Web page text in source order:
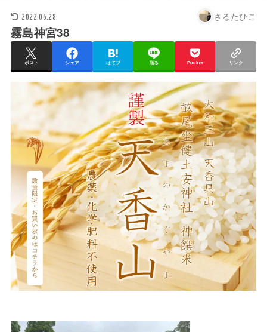
2022.06.28 さるたひこ
霧島神宮38
ポスト シェア はてブ 送る Pocket リンク